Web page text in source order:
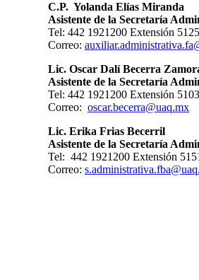
C.P. Yolanda Elías Miranda
Asistente de la Secretaría
Tel: 442 1921200 Extensión 5125
Correo:
Lic. Oscar Dalí Becerra
Asistente de la Secretaría
Tel: 442 1921200 Extensión 5103
Correo: oscar.becerra@uaq.mx
Lic. Erika Frias Becerril
Asistente de la Secretaría
Tel: 442 1921200 Extensión
Correo: